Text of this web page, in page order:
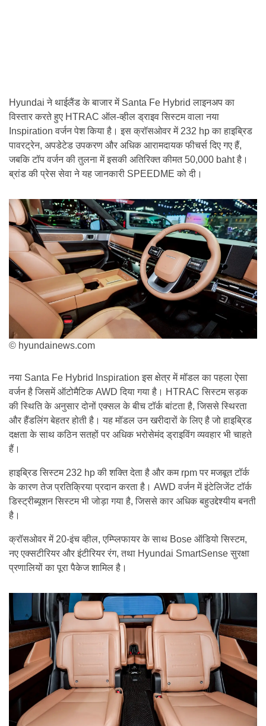
Hyundai ने थाईलैंड के बाजार में Santa Fe Hybrid लाइनअप का
विस्तार करते हुए HTRAC ऑल-व्हील ड्राइव सिस्टम वाला नया
Inspiration वर्जन पेश किया है। इस क्रॉसओवर में 232 hp का हाइब्रिड
पावरट्रेन, अपडेटेड उपकरण और अधिक आरामदायक फीचर्स दिए गए हैं,
जबकि टॉप वर्जन की तुलना में इसकी अतिरिक्त कीमत 50,000 baht है।
ब्रांड की प्रेस सेवा ने यह जानकारी SPEEDME को दी।
© hyundainews.com
नया Santa Fe Hybrid Inspiration इस क्षेत्र में मॉडल का पहला ऐसा
वर्जन है जिसमें ऑटोमैटिक AWD दिया गया है। HTRAC सिस्टम सड़क
की स्थिति के अनुसार दोनों एक्सल के बीच टॉर्क बांटता है, जिससे स्थिरता
और हैंडलिंग बेहतर होती है। यह मॉडल उन खरीदारों के लिए है जो हाइब्रिड
दक्षता के साथ कठिन सतहों पर अधिक भरोसेमंद ड्राइविंग व्यवहार भी चाहते
हैं।
हाइब्रिड सिस्टम 232 hp की शक्ति देता है और कम rpm पर मजबूत टॉर्क
के कारण तेज प्रतिक्रिया प्रदान करता है। AWD वर्जन में इंटेलिजेंट टॉर्क
डिस्ट्रीब्यूशन सिस्टम भी जोड़ा गया है, जिससे कार अधिक बहुउद्देश्यीय बनती
है।
क्रॉसओवर में 20-इंच व्हील, एम्प्लिफायर के साथ Bose ऑडियो सिस्टम,
नए एक्सटीरियर और इंटीरियर रंग, तथा Hyundai SmartSense सुरक्षा
प्रणालियों का पूरा पैकेज शामिल है।